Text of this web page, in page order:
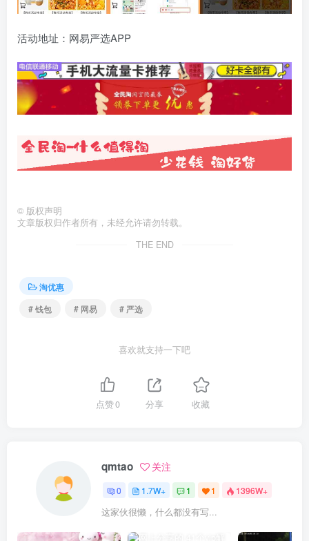
活动地址：网易严选APP
© 版权声明
文章版权归作者所有，未经允许请勿转载。
THE END
淘优惠
# 钱包
# 网易 # 严选
喜欢就支持一下吧
点赞0 分享 收藏
qmtao 关注
0 1.7W+ 1 1 1396W+
这家伙很懒，什么都没有写...